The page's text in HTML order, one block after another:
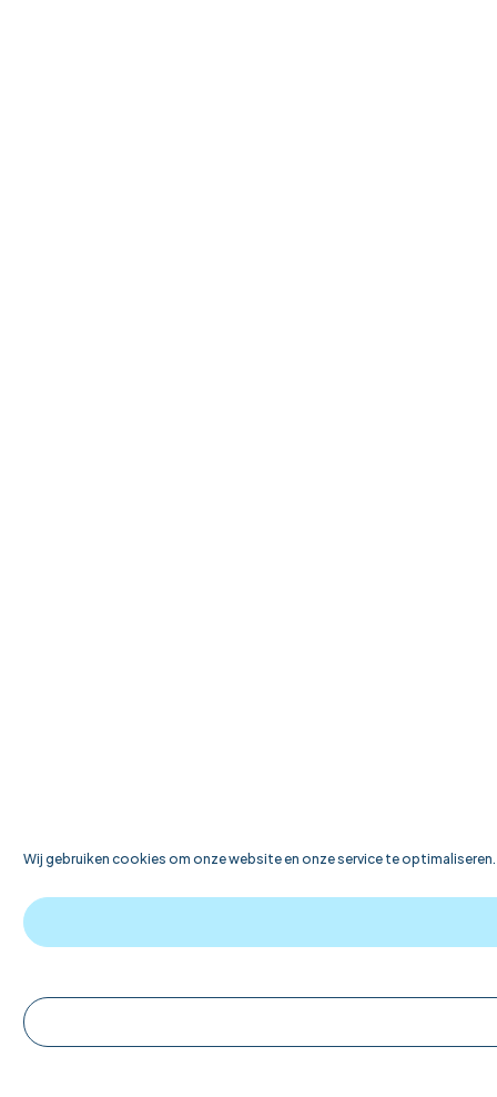
Wij gebruiken cookies om onze website en onze service te optimaliseren.